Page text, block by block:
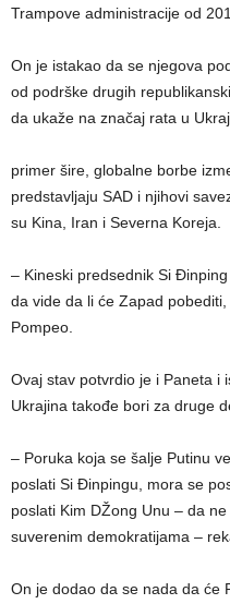
Trampove administracije od
On je istakao da se njegova
od podrške drugih
da ukaže na značaj rata u
primer šire, globalne borbe
predstavljaju SAD i njihovi
su Kina, Iran i Severna Koreja.
– Kineski predsednik Si
da vide da li će Zapad
Pompeo.
Ovaj stav potvrdio je i Paneta i
Ukrajina takođe bori za druge
– Poruka koja se šalje Putinu
poslati Si Đinpingu, mora se
poslati Kim DŽong Unu – da
suverenim demokratijama –
On je dodao da se nada da će